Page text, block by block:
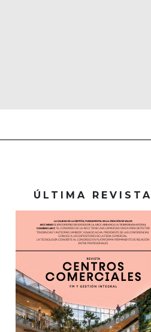
ÚLTIMA REVISTA